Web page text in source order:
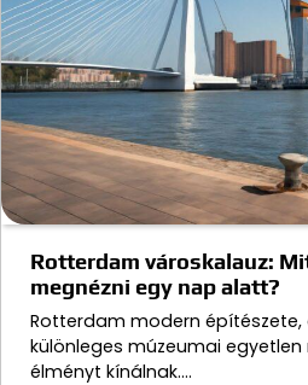
Rotterdam városkalauz:
megnézni egy nap alatt?
Rotterdam modern építészete,
különleges múzeumai
élményt kínálnak.…